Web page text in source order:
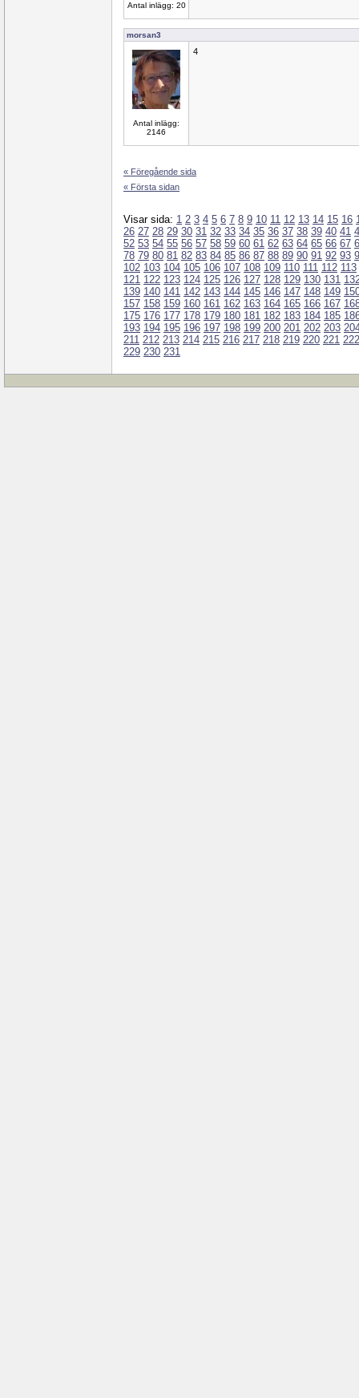
Antal inlägg: 20
morsan3
Antal inlägg:
2146
4
« Föregående sida
« Första sidan
Visar sida: 1 2 3 4 5 6 7 8 9 10 11 12 13 14 15 16
26 27 28 29 30 31 32 33 34 35 36 37 38 39 40 41
52 53 54 55 56 57 58 59 60 61 62 63 64 65 66 67
78 79 80 81 82 83 84 85 86 87 88 89 90 91 92 93
102 103 104 105 106 107 108 109 110 111 112 113
121 122 123 124 125 126 127 128 129 130 131
139 140 141 142 143 144 145 146 147 148 149
157 158 159 160 161 162 163 164 165 166 167
175 176 177 178 179 180 181 182 183 184 185
193 194 195 196 197 198 199 200 201 202 203
211 212 213 214 215 216 217 218 219 220 221 222
229 230 231